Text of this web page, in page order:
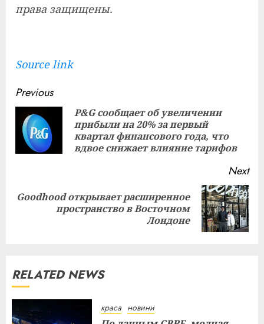
права защищены.
Source link
Continue
Reading
Previous
P&G сообщает об увеличении
прибыли на 20% за первый
квартал финансового года, что
вдвое снижает влияние тарифов
Next
Next
Goodhood открывает расширенное
пространство в Восточном
Лондоне
RELATED NEWS
краса новини